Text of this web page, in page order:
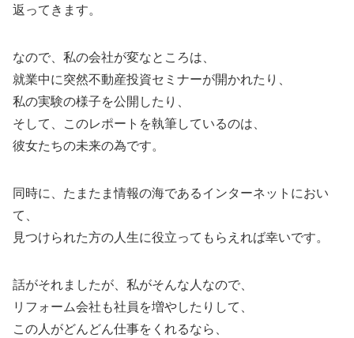
返ってきます。
なので、私の会社が変なところは、
就業中に突然不動産投資セミナーが開かれたり、
私の実験の様子を公開したり、
そして、このレポートを執筆しているのは、
彼女たちの未来の為です。
同時に、たまたま情報の海であるインターネットにおい
て、
見つけられた方の人生に役立ってもらえれば幸いです。
話がそれましたが、私がそんな人なので、
リフォーム会社も社員を増やしたりして、
この人がどんどん仕事をくれるなら、